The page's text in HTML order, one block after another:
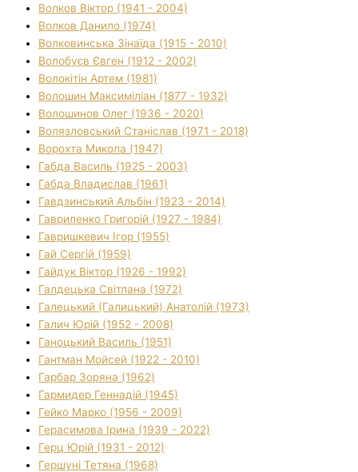
Волков Віктор (1941 - 2004)
Волков Данило (1974)
Волковинська Зінаїда (1915 - 2010)
Волобуєв Євген (1912 - 2002)
Волокітін Артем (1981)
Волошин Максиміліан (1877 - 1932)
Волошинов Олег (1936 - 2020)
Волязловський Станіслав (1971 - 2018)
Ворохта Микола (1947)
Габда Василь (1925 - 2003)
Габда Владислав (1961)
Гавдзинський Альбін (1923 - 2014)
Гавриленко Григорій (1927 - 1984)
Гавришкевич Ігор (1955)
Гай Сергій (1959)
Гайдук Віктор (1926 - 1992)
Галдецька Світлана (1972)
Галецький (Галицький) Анатолій (1973)
Галич Юрій (1952 - 2008)
Ганоцький Василь (1951)
Гантман Мойсей (1922 - 2010)
Гарбар Зоряна (1962)
Гармидер Геннадій (1945)
Гейко Марко (1956 - 2009)
Герасимова Ірина (1939 - 2022)
Герц Юрій (1931 - 2012)
Гершуні Тетяна (1968)